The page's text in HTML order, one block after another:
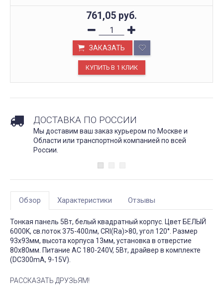
761,05 руб.
ЗАКАЗАТЬ
ДОСТАВКА ПО РОССИИ
Мы доставим ваш заказ курьером по Москве и
Области или транспортной компанией по всей
России.
Обзор Характеристики Отзывы
Тонкая панель 5Вт, белый квадратный корпус. Цвет БЕЛЫЙ
6000K, св.поток 375-400лм, CRI(Ra)>80, угол 120°. Размер
93x93мм, высота корпуса 13мм, установка в отверстие
80x80мм. Питание AC 180-240V, 5Вт, драйвер в комплекте
(DC300mA, 9-15V).
РАССКАЗАТЬ ДРУЗЬЯМ!